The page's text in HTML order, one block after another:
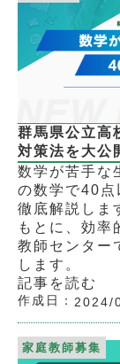
群馬県公立高
対策法を大公
数学が苦手な
の数学で40点
徹底解説しま
もとに、効率
教師センター
します。
記事を読む
作成日： 2024/
家庭教師募集